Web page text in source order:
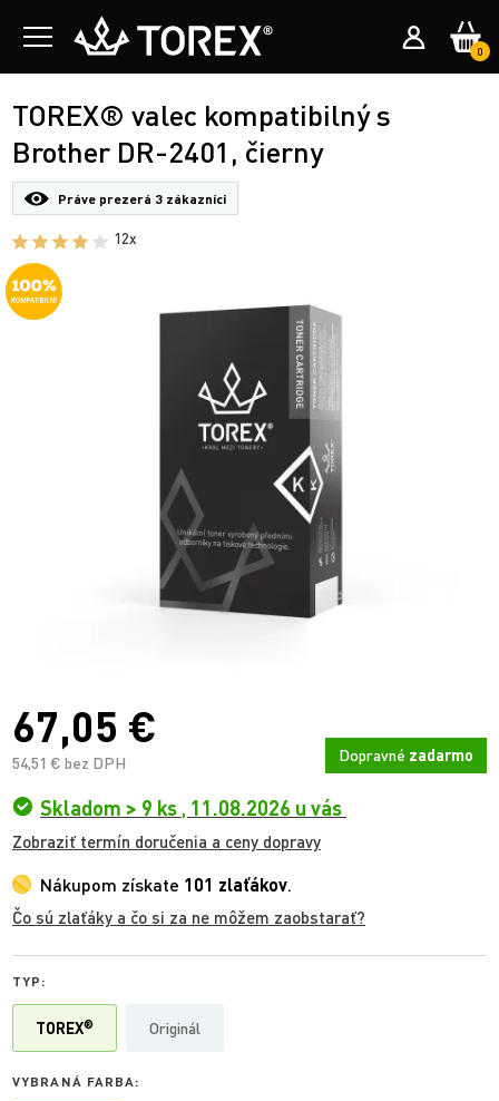
0
TOREX® valec kompatibilný s
Brother DR-2401, čierny
Práve prezerá 3 zákazníci
12x
67,05 €
54,51 € bez DPH Dopravné zadarmo
Skladom > 9 ks , 11.08.2026 u vás
Zobraziť termín doručenia a ceny dopravy
Nákupom získate 101 zlaťákov.
Čo sú zlaťáky a čo si za ne môžem zaobstarať?
TYP:
TOREX® Originál
VYBRANÁ FARBA: